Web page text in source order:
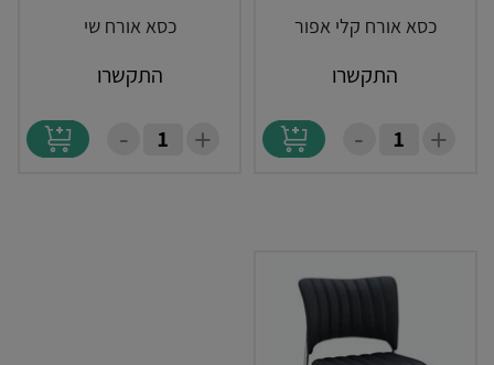
כסא אורח קלי אפור
התקשרו
+
-
כסא אורח שי
התקשרו
+
-